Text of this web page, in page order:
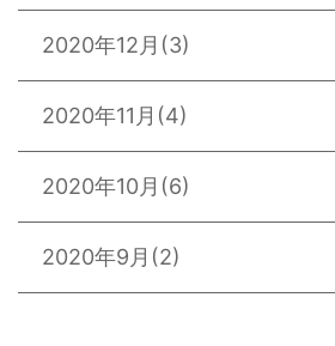
2020年12月 (3)
2020年11月 (4)
2020年10月 (6)
2020年9月 (2)